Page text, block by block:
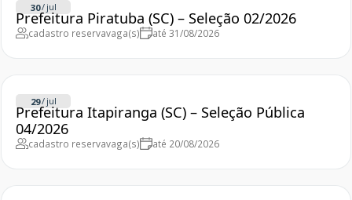
30/ jul
Prefeitura Piratuba (SC) – Seleção 02/2026
cadastro reservavaga(s) até 31/08/2026
29/ jul
Prefeitura Itapiranga (SC) – Seleção Pública
04/2026
cadastro reservavaga(s) até 20/08/2026